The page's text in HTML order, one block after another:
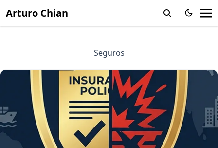
Arturo Chian
Seguros